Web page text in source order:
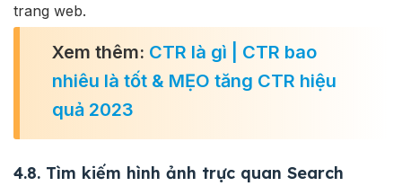
trang web.
Xem thêm: CTR là gì | CTR bao
nhiêu là tốt & MẸO tăng CTR hiệu
quả 2023
4.8. Tìm kiếm hình ảnh trực quan Search